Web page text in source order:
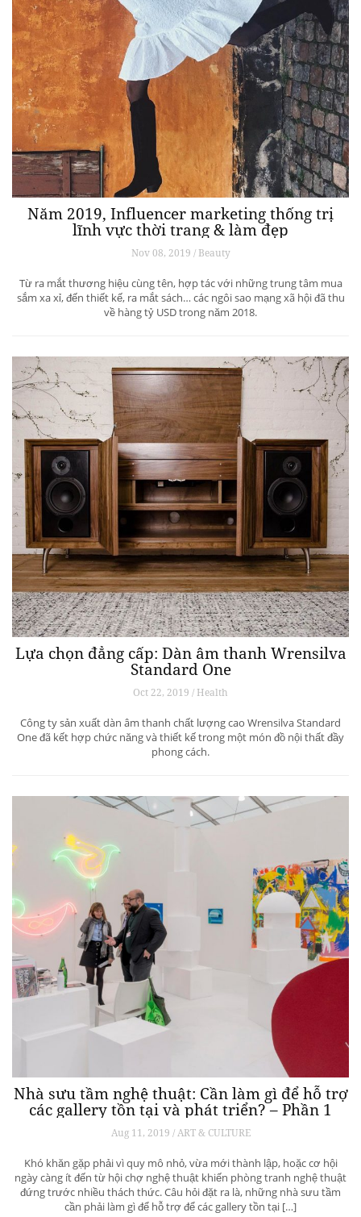
Năm 2019, Influencer marketing thống trị
lĩnh vực thời trang & làm đẹp
Nov 08, 2019 / Beauty
Từ ra mắt thương hiệu cùng tên, hợp tác với những trung tâm mua
sắm xa xỉ, đến thiết kế, ra mắt sách… các ngôi sao mạng xã hội đã thu
về hàng tỷ USD trong năm 2018.
Lựa chọn đẳng cấp: Dàn âm thanh Wrensilva
Standard One
Oct 22, 2019 / Health
Công ty sản xuất dàn âm thanh chất lượng cao Wrensilva Standard
One đã kết hợp chức năng và thiết kế trong một món đồ nội thất đầy
phong cách.
Nhà sưu tầm nghệ thuật: Cần làm gì để hỗ trợ
các gallery tồn tại và phát triển? – Phần 1
Aug 11, 2019 / ART & CULTURE
Khó khăn gặp phải vì quy mô nhỏ, vừa mới thành lập, hoặc cơ hội
ngày càng ít đến từ hội chợ nghệ thuật khiến phòng tranh nghệ thuật
đứng trước nhiều thách thức. Câu hỏi đặt ra là, những nhà sưu tầm
cần phải làm gì để hỗ trợ để các gallery tồn tại […]